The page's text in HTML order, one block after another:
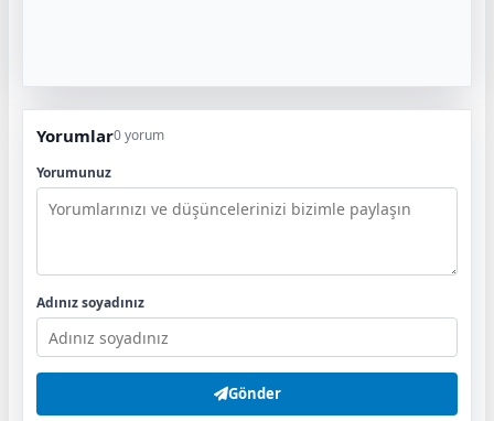
Yorumlar0 yorum
Yorumunuz
Adınız soyadınız
Gönder